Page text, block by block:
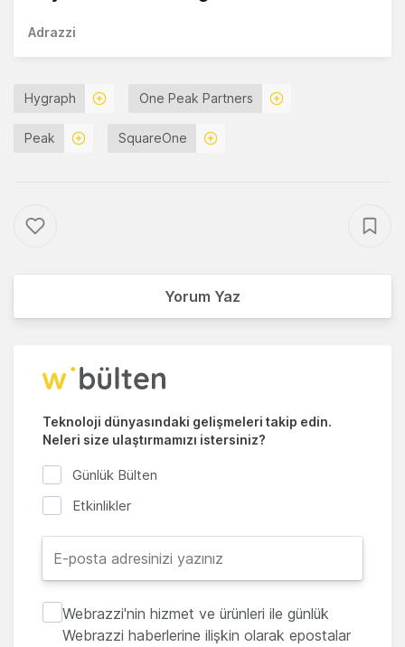
Adrazzi
Hygraph One Peak Partners
Peak SquareOne
Yorum Yaz
Teknoloji dünyasındaki gelişmeleri takip edin.
Neleri size ulaştırmamızı istersiniz?
Günlük Bülten
Etkinlikler
Webrazzi'nin hizmet ve ürünleri ile günlük
Webrazzi haberlerine ilişkin olarak epostalar